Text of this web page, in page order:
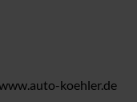
koehler.de